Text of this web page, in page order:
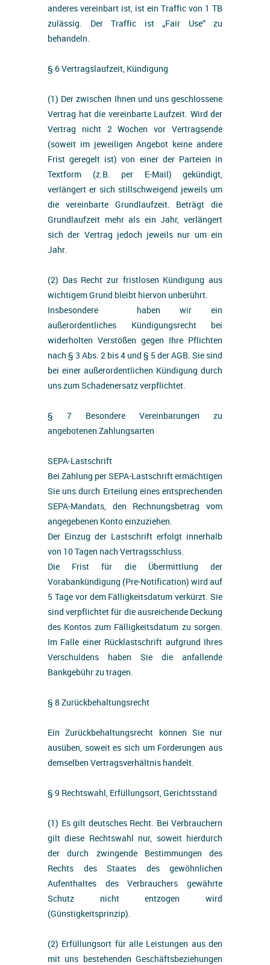
anderes vereinbart ist, ist ein Traffic von 1 TB
zulässig. Der Traffic ist „Fair Use“ zu
behandeln.
§ 6 Vertragslaufzeit, Kündigung
(1) Der zwischen Ihnen und uns geschlossene
Vertrag hat die vereinbarte Laufzeit. Wird der
Vertrag nicht 2 Wochen vor Vertragsende
(soweit im jeweiligen Angebot keine andere
Frist geregelt ist) von einer der Parteien in
Textform (z.B. per E-Mail) gekündigt,
verlängert er sich stillschweigend jeweils um
die vereinbarte Grundlaufzeit. Beträgt die
Grundlaufzeit mehr als ein Jahr, verlängert
sich der Vertrag jedoch jeweils nur um ein
Jahr.
(2) Das Recht zur fristlosen Kündigung aus
wichtigem Grund bleibt hiervon unberührt.
Insbesondere haben wir ein
außerordentliches Kündigungsrecht bei
widerholten Verstößen gegen Ihre Pflichten
nach § 3 Abs. 2 bis 4 und § 5 der AGB. Sie sind
bei einer außerordentlichen Kündigung durch
uns zum Schadenersatz verpflichtet.
§ 7 Besondere Vereinbarungen zu
angebotenen Zahlungsarten
SEPA-Lastschrift
Bei Zahlung per SEPA-Lastschrift ermächtigen
Sie uns durch Erteilung eines entsprechenden
SEPA-Mandats, den Rechnungsbetrag vom
angegebenen Konto einzuziehen.
Der Einzug der Lastschrift erfolgt innerhalb
von 10 Tagen nach Vertragsschluss.
Die Frist für die Übermittlung der
Vorabankündigung (Pre-Notification) wird auf
5 Tage vor dem Fälligkeitsdatum verkürzt. Sie
sind verpflichtet für die ausreichende Deckung
des Kontos zum Fälligkeitsdatum zu sorgen.
Im Falle einer Rücklastschrift aufgrund Ihres
Verschuldens haben Sie die anfallende
Bankgebühr zu tragen.
§ 8 Zurückbehaltungsrecht
Ein Zurückbehaltungsrecht können Sie nur
ausüben, soweit es sich um Forderungen aus
demselben Vertragsverhältnis handelt.
§ 9 Rechtswahl, Erfüllungsort, Gerichtsstand
(1) Es gilt deutsches Recht. Bei Verbrauchern
gilt diese Rechtswahl nur, soweit hierdurch
der durch zwingende Bestimmungen des
Rechts des Staates des gewöhnlichen
Aufenthaltes des Verbrauchers gewährte
Schutz nicht entzogen wird
(Günstigkeitsprinzip).
(2) Erfüllungsort für alle Leistungen aus den
mit uns bestehenden Geschäftsbeziehungen